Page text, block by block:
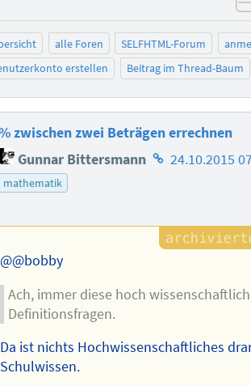
alle Foren SELFHTML-Forum
erstellen
Beitrag im Thread-Baum
zwischen zwei Beträgen errechnen
Gunnar Bittersmann Homepage
24.10.2015
mathematik
@@bobby
Ach, immer diese hoch
Definitionsfragen.
Da ist nichts Hochwissenschaftliches
Schulwissen.